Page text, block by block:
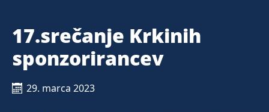
17.srečanje Krkinih
sponzorirancev
29. marca 2023